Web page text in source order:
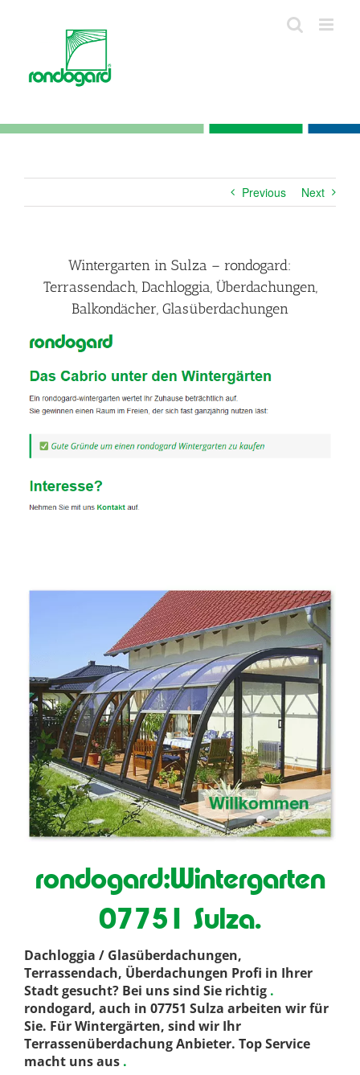
Previous Next
Wintergarten in Sulza – rondogard:
Terrassendach, Dachloggia, Überdachungen,
Balkondächer, Glasüberdachungen
rondogard:Wintergarten
07751 Sulza.
Dachloggia / Glasüberdachungen,
Terrassendach, Überdachungen Profi in Ihrer
Stadt gesucht? Bei uns sind Sie richtig .
rondogard, auch in 07751 Sulza arbeiten wir für
Sie. Für Wintergärten, sind wir Ihr
Terrassenüberdachung Anbieter. Top Service
macht uns aus .